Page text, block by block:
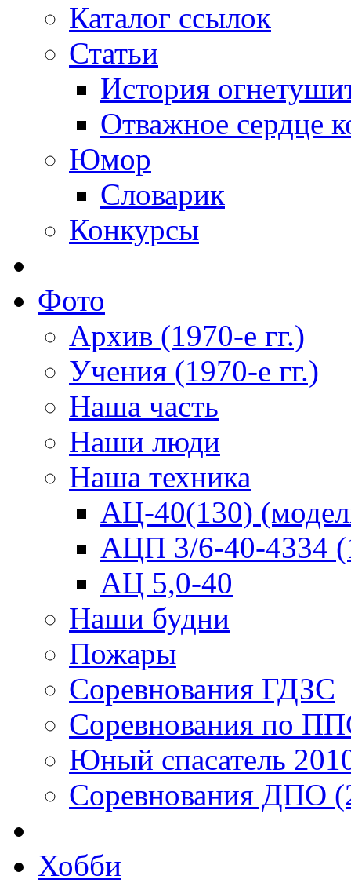
Каталог ссылок
Статьи
История
Отважное сердце
Юмор
Словарик
Конкурсы
Фото
Архив (1970-е гг.)
Учения (1970-е гг.)
Наша часть
Наши люди
Наша техника
АЦ-40(130)
АЦП 3/6-40-4334
АЦ 5,0-40
Наши будни
Пожары
Соревнования ГДЗС
Соревнования по
Юный спасатель
Соревнования ДПО
Хобби